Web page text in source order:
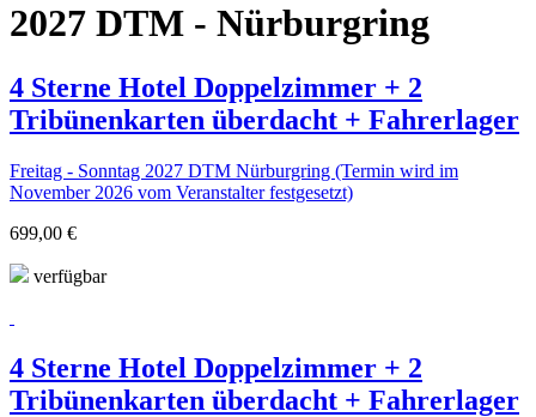
2027 DTM - Nürburgring
4 Sterne Hotel Doppelzimmer + 2
Tribünenkarten überdacht + Fahrerlager
Freitag - Sonntag 2027 DTM Nürburgring (Termin wird im
November 2026 vom Veranstalter festgesetzt)
699,00 €
verfügbar
4 Sterne Hotel Doppelzimmer + 2
Tribünenkarten überdacht + Fahrerlager